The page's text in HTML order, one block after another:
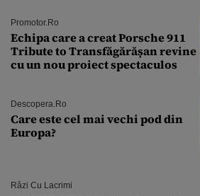
Promotor.ro
Echipa care a creat Porsche 911
Tribute to Transfăgărășan revine
cu un nou proiect spectaculos
Descopera.ro
Care este cel mai vechi pod din
Europa?
Râzi Cu Lacrimi